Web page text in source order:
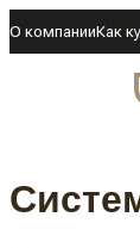
О компанииКак